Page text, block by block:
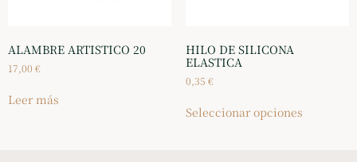
ALAMBRE ARTISTICO 20
17,00 €
Leer más
HILO DE SILICONA
ELASTICA
0,35 €
Seleccionar opciones